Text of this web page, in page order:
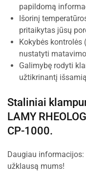
papildomą
Išorinį
pritaikytas jūsų
Kokybės kontrolės
nustatyti
Galimybę rodyti
užtikrinantį
Staliniai
LAMY
CP-1000.
Daugiau informacijos:
užklausą mums!